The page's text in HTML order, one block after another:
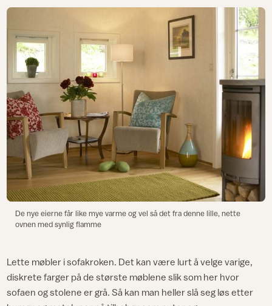
De nye eierne får like mye varme og vel så det fra denne lille, nette
ovnen med synlig flamme
Lette møbler i sofakroken. Det kan være lurt å velge varige,
diskrete farger på de største møblene slik som her hvor
sofaen og stolene er grå. Så kan man heller slå seg løs etter